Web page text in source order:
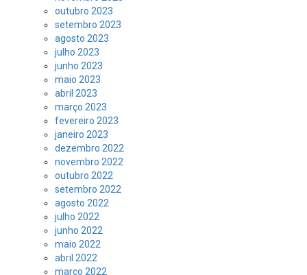
outubro 2023
setembro 2023
agosto 2023
julho 2023
junho 2023
maio 2023
abril 2023
março 2023
fevereiro 2023
janeiro 2023
dezembro 2022
novembro 2022
outubro 2022
setembro 2022
agosto 2022
julho 2022
junho 2022
maio 2022
abril 2022
março 2022